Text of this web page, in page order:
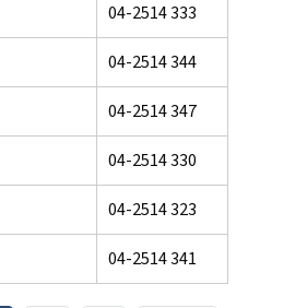
04-2514 333
04-2514 344
04-2514 347
04-2514 330
04-2514 323
04-2514 341